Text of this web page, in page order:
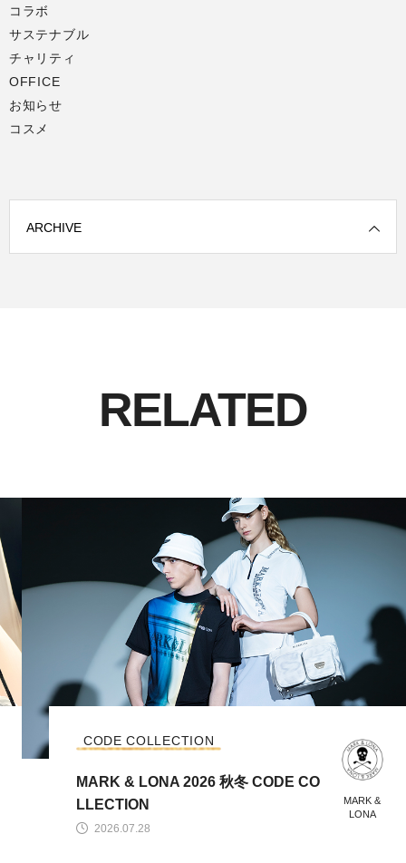
コラボ
サステナブル
チャリティ
OFFICE
お知らせ
コスメ
ARCHIVE
RELATED
2026.07.24
コレクション
MARK & LONA 2026 ABSTRACT C
OLLECTION